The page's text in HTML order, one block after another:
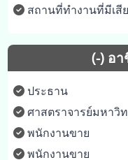
สถานที่ทำงานที่มีเสี
(-) อ
ประธาน
ศาสตราจารย์มหาวิ
พนักงานขาย
พนักงานขาย